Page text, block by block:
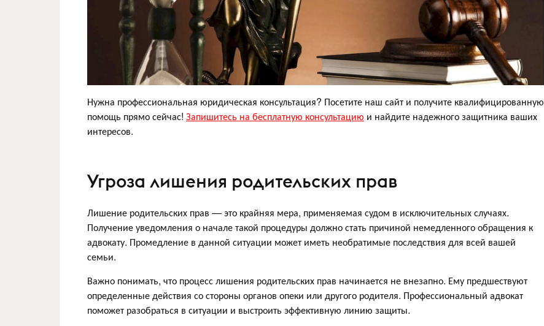
Нужна профессиональная юридическая консультация? Посетите наш сайт и получите квалифицированную
помощь прямо сейчас! Запишитесь на бесплатную консультацию и найдите надежного защитника ваших
интересов.
Угроза лишения родительских прав
Лишение родительских прав — это крайняя мера, применяемая судом в исключительных случаях.
Получение уведомления о начале такой процедуры должно стать причиной немедленного обращения к
адвокату. Промедление в данной ситуации может иметь необратимые последствия для всей вашей
семьи.
Важно понимать, что процесс лишения родительских прав начинается не внезапно. Ему предшествуют
определенные действия со стороны органов опеки или другого родителя. Профессиональный адвокат
поможет разобраться в ситуации и выстроить эффективную линию защиты.